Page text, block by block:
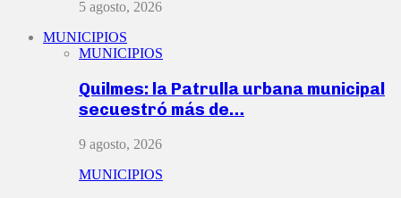
5 agosto, 2026
MUNICIPIOS
MUNICIPIOS
Quilmes: la Patrulla urbana municipal
secuestró más de…
9 agosto, 2026
MUNICIPIOS